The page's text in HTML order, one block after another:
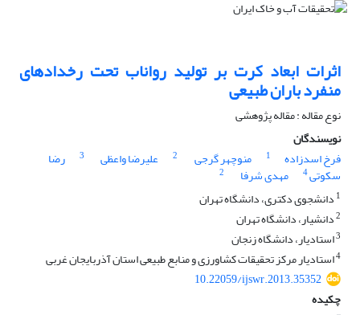
اثرات ابعاد کرت بر تولید رواناب تحت رخدادهای
منفرد باران طبیعی
نوع مقاله : مقاله پژوهشی
نویسندگان
فرخ اسدزاده
1 منوچهر گرجی 2 علیرضا واعظی 3 رضا
سکوتی4 مهدی شرفا
2
1 دانشجوی دکتری، دانشگاه تهران
2دانشیار، دانشگاه تهران
3استادیار، دانشگاه زنجان
4استادیار مرکز تحقیقات کشاورزی و منابع طبیعی استان آذربایجان غربی
10.22059/ijswr.2013.35352
چکیده